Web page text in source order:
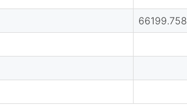
66199.758